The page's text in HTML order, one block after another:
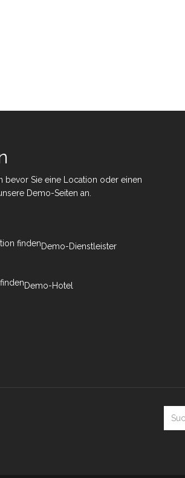
bevor Sie eine Location oder einen
Demo-Seiten an.
Demo-Dienstleister
Demo-Hotel